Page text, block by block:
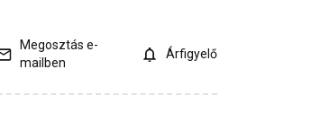
Megosztás e-
mailben
Árfigyelő